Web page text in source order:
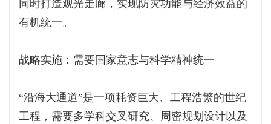
同时打造观光走廊，实现防灾功能与经济效益的
有机统一。
战略实施：需要国家意志与科学精神统一
“沿海大通道”是一项耗资巨大、工程浩繁的世纪
工程，需要多学科交叉研究、周密规划设计以及